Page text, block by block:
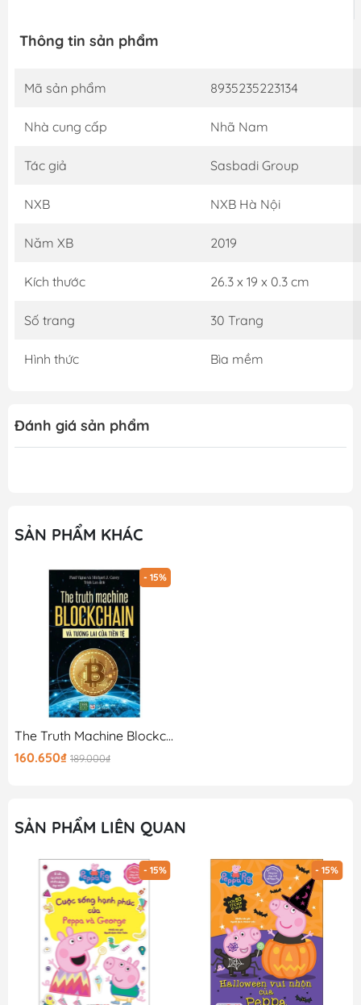
Thông tin sản phẩm
Mã sản phẩm 8935235223134
Nhà cung cấp Nhã Nam
Tác giả Sasbadi Group
NXB NXB Hà Nội
Năm XB 2019
Kích thước 26.3 x 19 x 0.3 cm
Số trang 30 Trang
Hình thức Bìa mềm
Đánh giá sản phẩm
SẢN PHẨM KHÁC
- 15%
The Truth Machine Blockchain Và Tương Lai Của Tiền Tệ
160.650₫ 189.000₫
SẢN PHẨM LIÊN QUAN
- 15% - 15%